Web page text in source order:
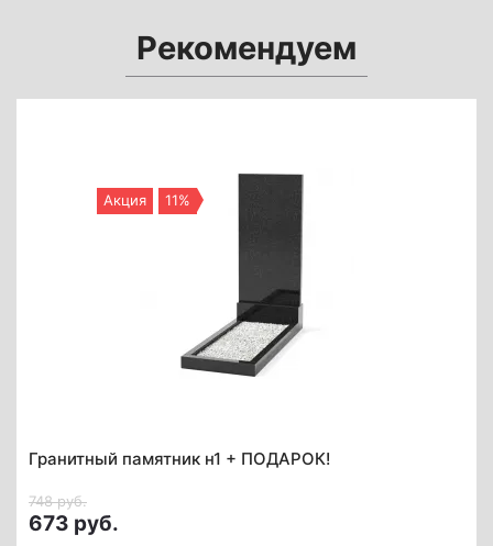
Рекомендуем
Акция 11%
Гранитный памятник н1 + ПОДАРОК!
748 руб.
673 руб.